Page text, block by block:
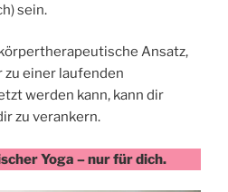
sein.
Ansatz,
einer laufenden
werden kann, kann dir
zu verankern.
Yoga – nur für dich.